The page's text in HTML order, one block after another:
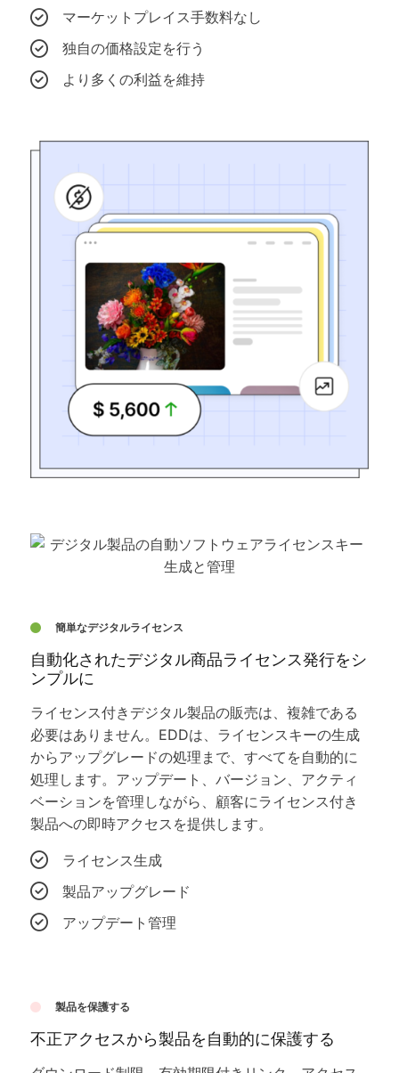
マーケットプレイス手数料なし
独自の価格設定を行う
より多くの利益を維持
簡単なデジタルライセンス
自動化されたデジタル商品ライセンス発行をシ
ンプルに
ライセンス付きデジタル製品の販売は、複雑である
必要はありません。EDDは、ライセンスキーの生成
からアップグレードの処理まで、すべてを自動的に
処理します。アップデート、バージョン、アクティ
ベーションを管理しながら、顧客にライセンス付き
製品への即時アクセスを提供します。
ライセンス生成
製品アップグレード
アップデート管理
製品を保護する
不正アクセスから製品を自動的に保護する